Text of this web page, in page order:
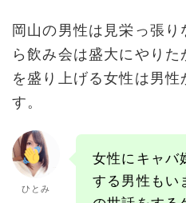
岡山の男性は見栄っ張
ら飲み会は盛大にやり
を盛り上げる女性は男
す。
ひとみ
女性にキャバ
する男性もい